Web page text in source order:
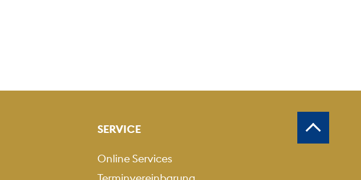
SERVICE
Online Services